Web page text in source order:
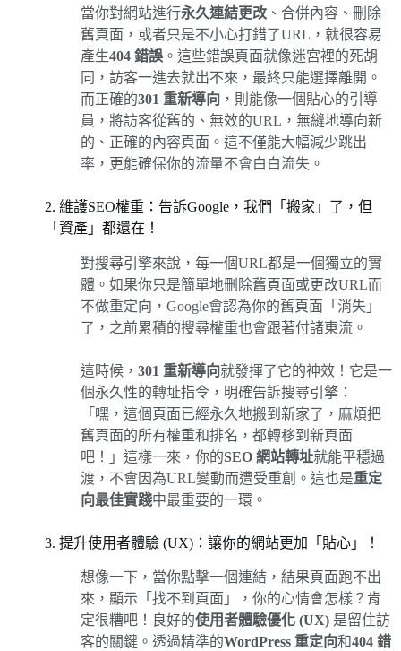
當你對網站進行永久連結更改 、合併內容、刪除
舊頁面，或者只是不小心打錯了URL，就很容易
產生404 錯誤 。這些錯誤頁面就像迷宮裡的死胡
同，訪客一進去就出不來，最終只能選擇離開。
而正確的301 重新導向 ，則能像一個貼心的引導
員，將訪客從舊的、無效的URL，無縫地導向新
的、正確的內容頁面。這不僅能大幅減少跳出
率，更能確保你的流量不會白白流失。
2. 維護SEO權重：告訴Google，我們「搬家」了，但
「資產」都還在！
對搜尋引擎來說，每一個URL都是一個獨立的實
體。如果你只是簡單地刪除舊頁面或更改URL而
不做重定向，Google會認為你的舊頁面「消失」
了，之前累積的搜尋權重也會跟著付諸東流。
這時候， 301 重新導向就發揮了它的神效！它是一
個永久性的轉址指令，明確告訴搜尋引擎：
「嘿，這個頁面已經永久地搬到新家了，麻煩把
舊頁面的所有權重和排名，都轉移到新頁面
吧！」這樣一來，你的SEO 網站轉址就能平穩過
渡，不會因為URL變動而遭受重創。這也是重定
向最佳實踐中最重要的一環。
3. 提升使用者體驗 (UX)：讓你的網站更加「貼心」！
想像一下，當你點擊一個連結，結果頁面跑不出
來，顯示「找不到頁面」，你的心情會怎樣？肯
定很糟吧！良好的使用者體驗優化 (UX) 是留住訪
客的關鍵。透過精準的WordPress 重定向和404 錯